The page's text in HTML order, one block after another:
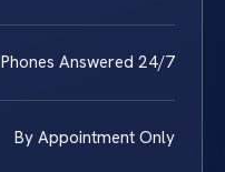
Phones Answered 24/7
By Appointment Only